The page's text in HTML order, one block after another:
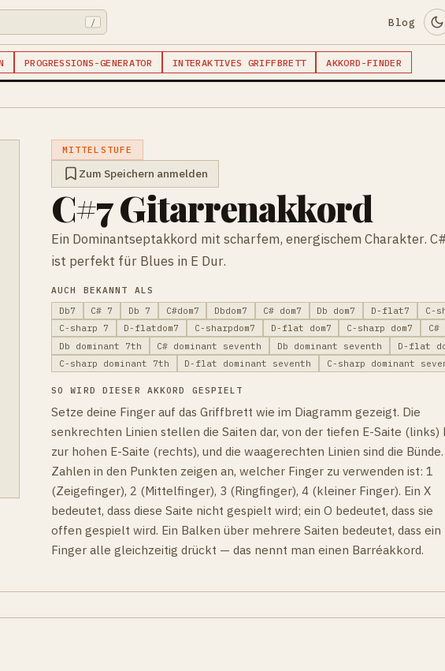
/ Blog
PROGRESSIONS-GENERATOR INTERAKTIVES GRIFFBRETT AKKORD-FINDER
MITTELSTUFE
Zum Speichern anmelden
C#7 Gitarrenakkord
Ein Dominantseptakkord mit scharfem, energischem Charakter.
ist perfekt für Blues in E Dur.
AUCH BEKANNT ALS
Db7
C# 7 Db 7 C#dom7 Dbdom7 C# dom7 Db dom7 D-flat7 C-
C-sharp 7
D-flatdom7 C-sharpdom7 D-flat dom7 C-sharp dom7
Db dominant 7th
C# dominant seventh Db dominant seventh
D-flat
C-sharp dominant 7th
D-flat dominant seventh C-sharp dominant
SO WIRD DIESER AKKORD GESPIELT
Setze deine Finger auf das Griffbrett wie im Diagramm gezeigt. Die
senkrechten Linien stellen die Saiten dar, von der tiefen E-Saite (links)
zur hohen E-Saite (rechts), und die waagerechten Linien sind die Bünde.
Zahlen in den Punkten zeigen an, welcher Finger zu verwenden ist: 1
(Zeigefinger), 2 (Mittelfinger), 3 (Ringfinger), 4 (kleiner Finger). Ein X
bedeutet, dass diese Saite nicht gespielt wird; ein O bedeutet, dass sie
offen gespielt wird. Ein Balken über mehrere Saiten bedeutet, dass ein
Finger alle gleichzeitig drückt — das nennt man einen Barréakkord.